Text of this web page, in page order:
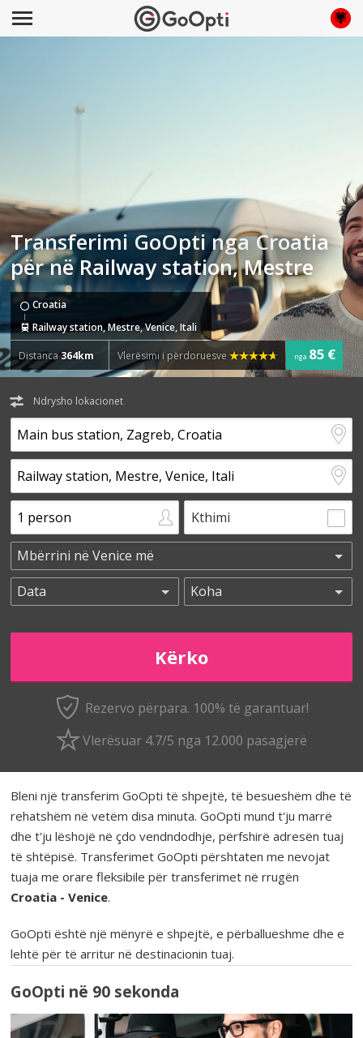
Transferimi GoOpti nga Croatia
për në Railway station, Mestre
Croatia
Railway station, Mestre, Venice, Itali
Distanca364km Vlerësimi i përdoruesve nga 85 €
Ndrysho lokacionet
Kthimi
Rezervo përpara. 100% të garantuar!
Vlerësuar 4.7/5 nga 12.000 pasagjerë
Bleni një transferim GoOpti të shpejtë, të besueshëm dhe të
rehatshëm në vetëm disa minuta. GoOpti mund t'ju marrë
dhe t'ju lëshojë në çdo vendndodhje, përfshirë adresën tuaj
të shtëpisë. Transferimet GoOpti përshtaten me nevojat
tuaja me orare fleksibile për transferimet në rrugën
Croatia - Venice.
GoOpti është një mënyrë e shpejtë, e përballueshme dhe e
lehtë për të arritur në destinacionin tuaj.
GoOpti në 90 sekonda